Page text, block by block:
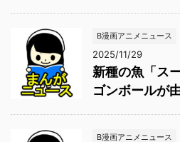
B漫画アニメニュース
2025/11/29
新種の魚「ス
ゴンボールが
B漫画アニメニュース